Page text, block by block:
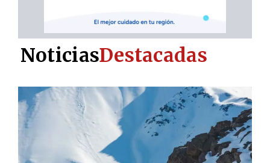
NoticiasDestacadas